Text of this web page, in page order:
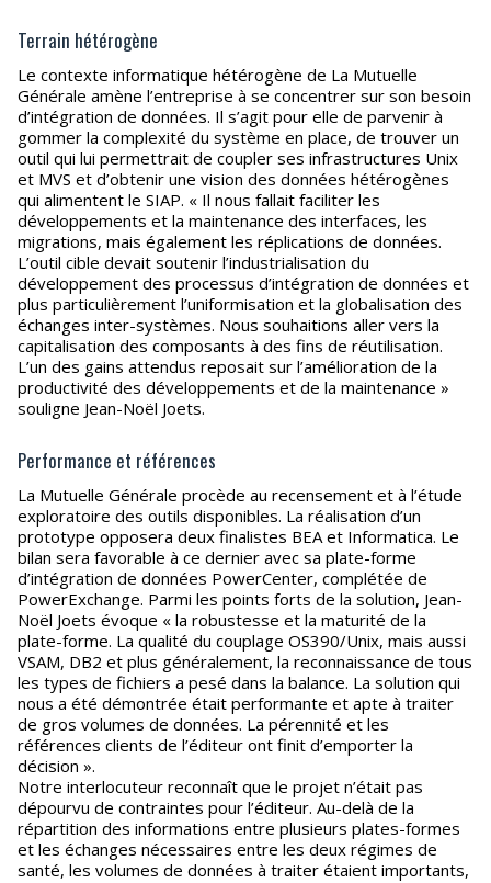
Terrain hétérogène
Le contexte informatique hétérogène de La Mutuelle
Générale amène l’entreprise à se concentrer sur son besoin
d’intégration de données. Il s’agit pour elle de parvenir à
gommer la complexité du système en place, de trouver un
outil qui lui permettrait de coupler ses infrastructures Unix
et MVS et d’obtenir une vision des données hétérogènes
qui alimentent le SIAP. « Il nous fallait faciliter les
développements et la maintenance des interfaces, les
migrations, mais également les réplications de données.
L’outil cible devait soutenir l’industrialisation du
développement des processus d’intégration de données et
plus particulièrement l’uniformisation et la globalisation des
échanges inter-systèmes. Nous souhaitions aller vers la
capitalisation des composants à des fins de réutilisation.
L’un des gains attendus reposait sur l’amélioration de la
productivité des développements et de la maintenance »
souligne Jean-Noël Joets.
Performance et références
La Mutuelle Générale procède au recensement et à l’étude
exploratoire des outils disponibles. La réalisation d’un
prototype opposera deux finalistes BEA et Informatica. Le
bilan sera favorable à ce dernier avec sa plate-forme
d’intégration de données PowerCenter, complétée de
PowerExchange. Parmi les points forts de la solution, Jean-
Noël Joets évoque « la robustesse et la maturité de la
plate-forme. La qualité du couplage OS390/Unix, mais aussi
VSAM, DB2 et plus généralement, la reconnaissance de tous
les types de fichiers a pesé dans la balance. La solution qui
nous a été démontrée était performante et apte à traiter
de gros volumes de données. La pérennité et les
références clients de l’éditeur ont finit d’emporter la
décision ».
Notre interlocuteur reconnaît que le projet n’était pas
dépourvu de contraintes pour l’éditeur. Au-delà de la
répartition des informations entre plusieurs plates-formes
et les échanges nécessaires entre les deux régimes de
santé, les volumes de données à traiter étaient importants,